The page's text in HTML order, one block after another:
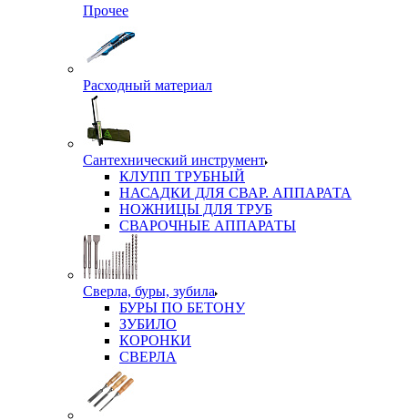
Прочее
Расходный материал
Сантехнический инструмент
КЛУПП ТРУБНЫЙ
НАСАДКИ ДЛЯ СВАР. АППАРАТА
НОЖНИЦЫ ДЛЯ ТРУБ
СВАРОЧНЫЕ АППАРАТЫ
Сверла, буры, зубила
БУРЫ ПО БЕТОНУ
ЗУБИЛО
КОРОНКИ
СВЕРЛА